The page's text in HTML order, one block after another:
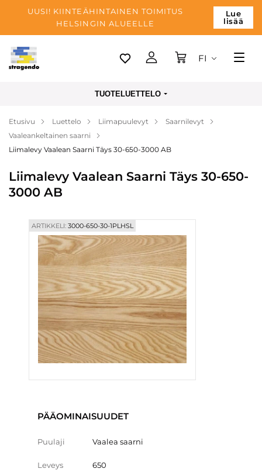
UUSI! KIINTEÄHINTAINEN TOIMITUS
HELSINGIN ALUEELLE
Lue
lisää
Tallinn
Maksu
Yrityksen
Blogi
Yhteystiedot
FI
TUOTELUETTELO
Etusivu Luettelo Liimapuulevyt
Saarnilevyt
Vaaleankeltainen saarni
Liimalevy Vaalean Saarni Täys 30-650-3000 AB
Liimalevy Vaalean Saarni Täys 30-650-
3000 AB
ARTIKKELI:3000-650-30-1PLHSL
PÄÄOMINAISUUDET
Puulaji Vaalea saarni
Leveys 650